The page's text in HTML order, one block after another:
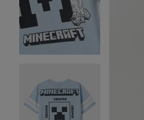
Image 3 sur 5